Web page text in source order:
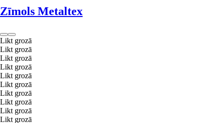
Zīmols Metaltex
Likt grozā
Likt grozā
Likt grozā
Likt grozā
Likt grozā
Likt grozā
Likt grozā
Likt grozā
Likt grozā
Likt grozā